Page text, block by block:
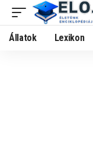
Állatok Lexikon